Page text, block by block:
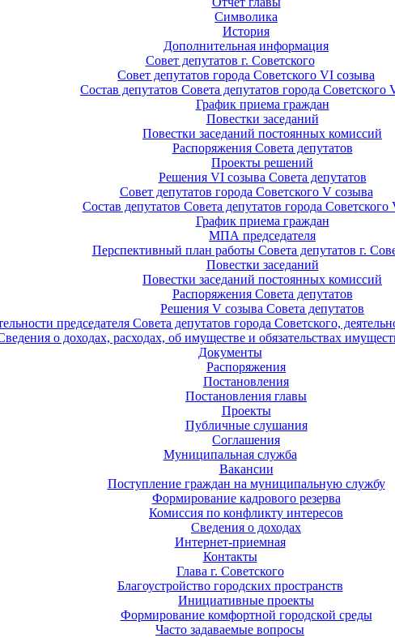
Символика
История
Дополнительная информация
Совет депутатов г. Советского
Совет депутатов города Советского VI созыва
Состав депутатов Совета депутатов города Советского
График приема граждан
Повестки заседаний
Повестки заседаний постоянных комиссий
Распоряжения Совета депутатов
Проекты решений
Решения VI созыва Совета депутатов
Совет депутатов города Советского V созыва
Состав депутатов Совета депутатов города Советского
График приема граждан
МПА председателя
Перспективный план работы Совета депутатов г.
Повестки заседаний
Повестки заседаний постоянных комиссий
Распоряжения Совета депутатов
Решения V созыва Совета депутатов
председателя Совета депутатов города Советского,
о доходах, расходах, об имуществе и обязательствах
Документы
Распоряжения
Постановления
Постановления главы
Проекты
Публичные слушания
Соглашения
Муниципальная служба
Вакансии
Поступление граждан на муниципальную службу
Формирование кадрового резерва
Комиссия по конфликту интересов
Сведения о доходах
Интернет-приемная
Контакты
Глава г. Советского
Благоустройство городских пространств
Инициативные проекты
Формирование комфортной городской среды
Часто задаваемые вопросы